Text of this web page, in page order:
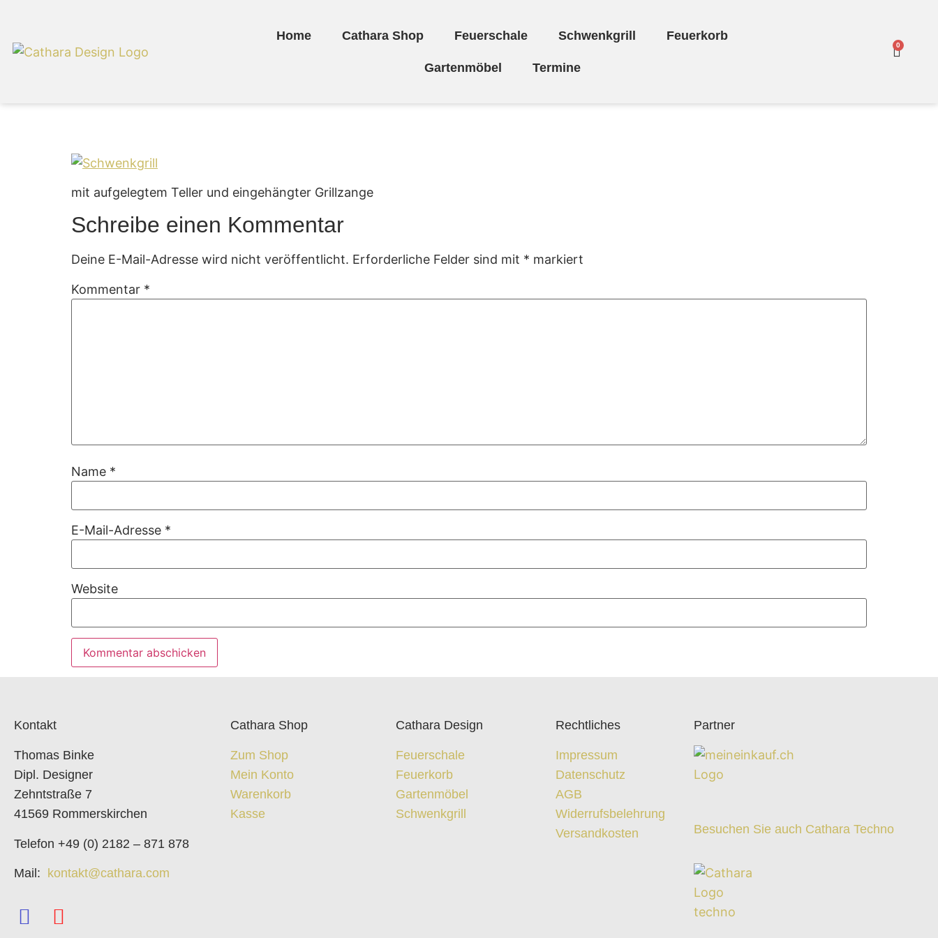
Home Cathara Shop Feuerschale Schwenkgrill Feuerkorb
Gartenmöbel Termine
0
mit aufgelegtem Teller und eingehängter Grillzange
Schreibe einen Kommentar
Deine E-Mail-Adresse wird nicht veröffentlicht. Erforderliche Felder sind mit * markiert
Kommentar *
Name *
E-Mail-Adresse *
Website
Kontakt
Thomas Binke
Dipl. Designer
Zehntstraße 7
41569 Rommerskirchen
Telefon +49 (0) 2182 – 871 878
Mail: kontakt@cathara.com
Cathara Shop
Zum Shop
Mein Konto
Warenkorb
Kasse
Cathara Design
Feuerschale
Feuerkorb
Gartenmöbel
Schwenkgrill
Rechtliches
Impressum
Datenschutz
AGB
Widerrufsbelehrung
Versandkosten
Partner
Besuchen Sie auch Cathara Techno